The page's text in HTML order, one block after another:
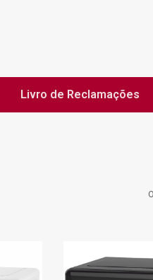
Livro de Reclamações